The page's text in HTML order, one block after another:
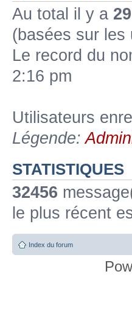
Au total il y a 29
(basées sur les
Le record du
2:16 pm
Utilisateurs
Légende:
STATISTIQUES
32456
le plus récent
Index du forum